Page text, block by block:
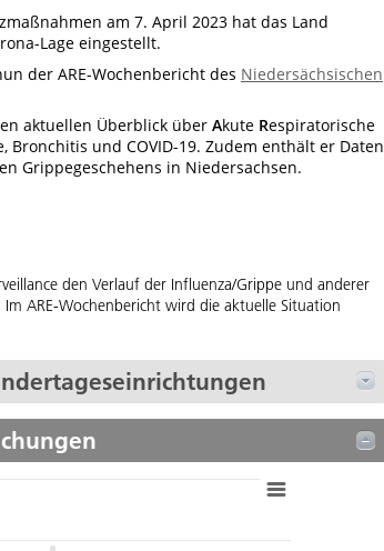
am 7. April 2023 hat das Land
Lage eingestellt.
der ARE-Wochenbericht des Niedersächsischen
aktuellen Überblick über Akute Respiratorische
und COVID-19. Zudem enthält er Daten
Grippegeschehens in Niedersachsen.